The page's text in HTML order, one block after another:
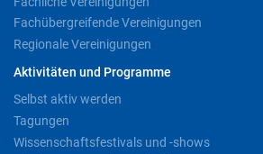
Fachübergreifende Vereinigungen
Regionale Vereinigungen
Aktivitäten und Programme
Selbst aktiv werden
Tagungen
Wissenschaftsfestivals und -shows